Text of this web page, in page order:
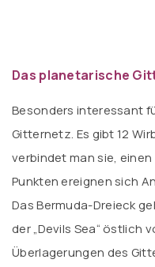
Das planetarische
Besonders interessant
Gitternetz. Es gibt 12
verbindet man sie,
Punkten ereignen sich
Das Bermuda-Dreieck
der „Devils Sea“ östlich
Überlagerungen des